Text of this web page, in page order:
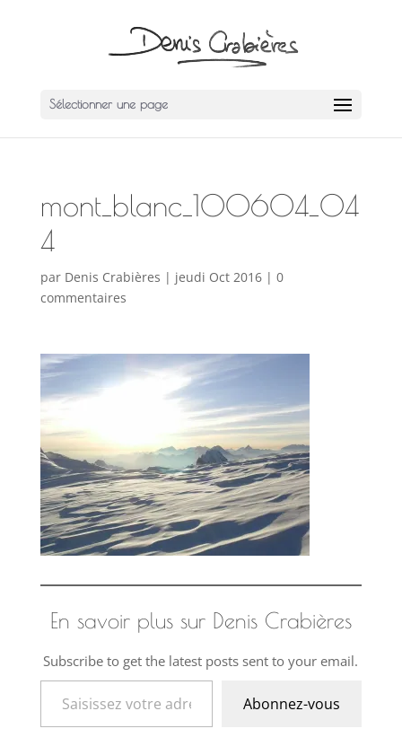
Sélectionner une page
mont_blanc_100604_04
4
par Denis Crabières | jeudi Oct 2016| 0
commentaires
En savoir plus sur Denis Crabières
Subscribe to get the latest posts sent to your email.
Saisissez votre adresse e-mail…
Abonnez-vous